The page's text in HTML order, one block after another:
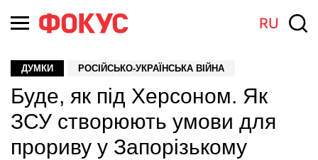
RU
ДУМКИ РОСІЙСЬКО-УКРАЇНСЬКА ВІЙНА
Буде, як під Херсоном. Як
ЗСУ створюють умови для
прориву у Запорізькому